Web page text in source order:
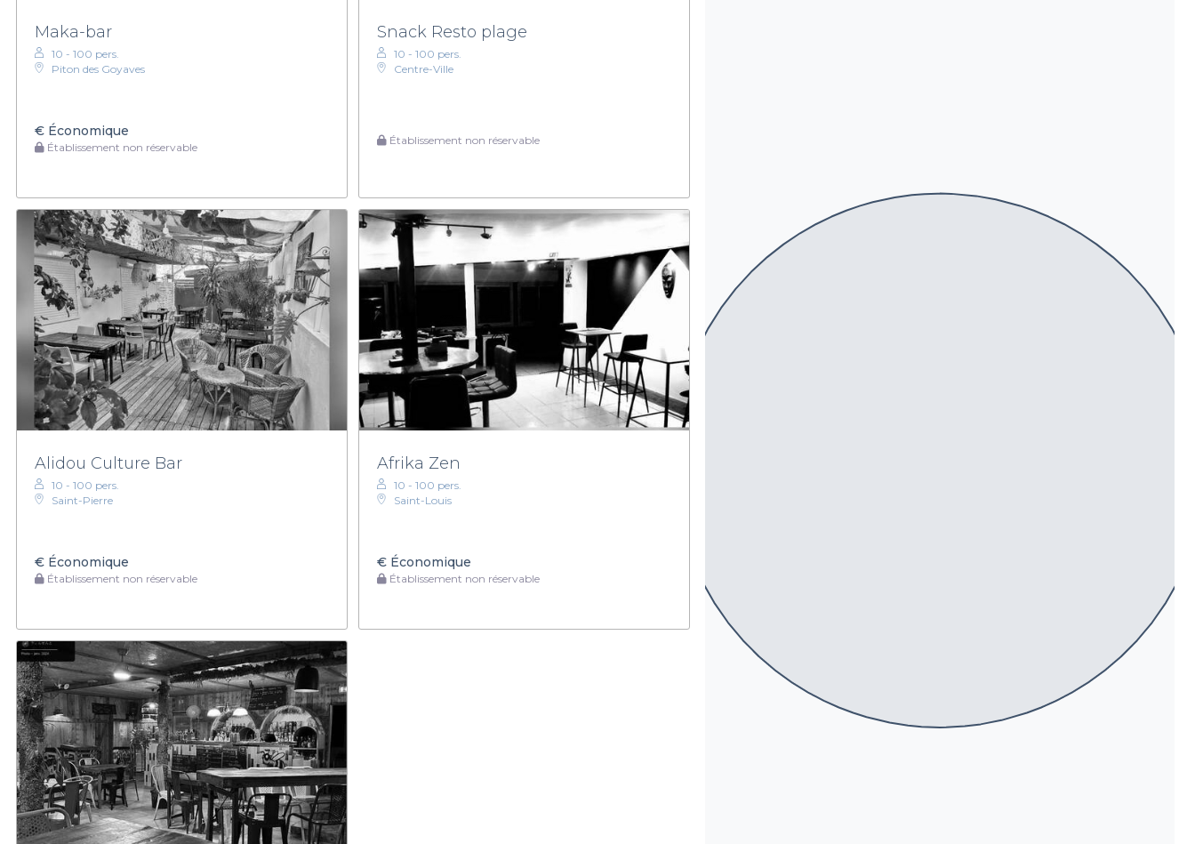
Maka-bar
10 - 100 pers.
Piton des Goyaves
€ Économique
Établissement non réservable
Snack Resto plage
10 - 100 pers.
Centre-Ville
Établissement non réservable
Alidou Culture Bar
10 - 100 pers.
Saint-Pierre
€ Économique
Établissement non réservable
Afrika Zen
10 - 100 pers.
Saint-Louis
€Économique
Établissement non réservable